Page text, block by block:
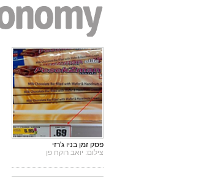
פסק זמן בניו ג'רזי
צילום: יואב רוקח פן